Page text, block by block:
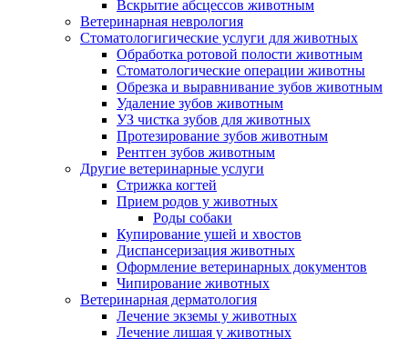
Вскрытие абсцессов животным
Ветеринарная неврология
Стоматологигические услуги для животных
Обработка ротовой полости животным
Стоматологические операции животны
Обрезка и выравнивание зубов животным
Удаление зубов животным
УЗ чистка зубов для животных
Протезирование зубов животным
Рентген зубов животным
Другие ветеринарные услуги
Стрижка когтей
Прием родов у животных
Роды собаки
Купирование ушей и хвостов
Диспансеризация животных
Оформление ветеринарных документов
Чипирование животных
Ветеринарная дерматология
Лечение экземы у животных
Лечение лишая у животных